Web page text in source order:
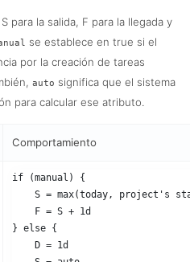
para la salida, F para la llegada y
se establece en true si el
por la creación de tareas
auto significa que el sistema
para calcular ese atributo.
Comportamiento
if (manual) {
S = max(today, project's
    F = S + 1d
} else {
    D = 1d